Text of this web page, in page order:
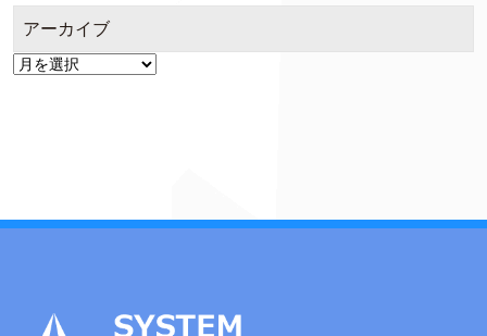
アーカイブ
ア